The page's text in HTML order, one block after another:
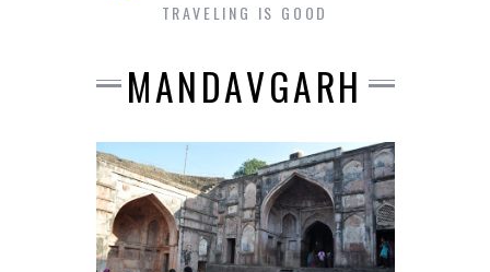
TRAVELING IS GOOD
MANDAVGARH